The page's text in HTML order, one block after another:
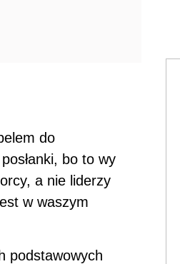
do
bo to wy
a nie liderzy
w waszym
podstawowych